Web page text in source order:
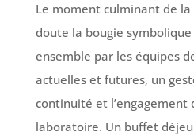
Le moment culminant de
doute la bougie
ensemble par les équipes
actuelles et futures, un
continuité et l’engagement
laboratoire. Un buffet